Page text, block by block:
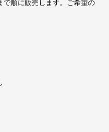
順に販売します。ご希望の